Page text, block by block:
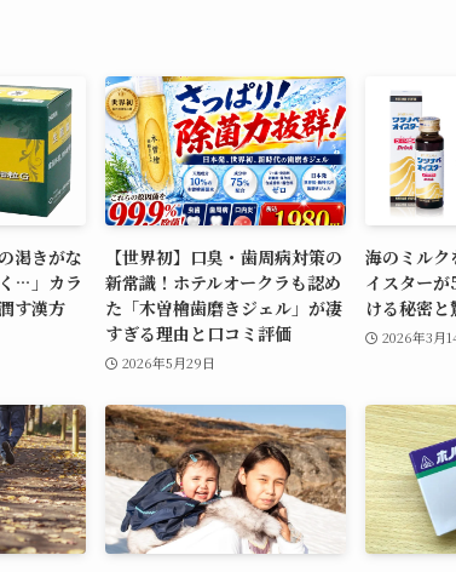
渇きがな
…」カラ
す漢方
【世界初】口臭・歯周病対策の
新常識！ホテルオークラも認め
た「木曽檜歯磨きジェル」が凄
すぎる理由と口コミ評価
2026年5月29日
海のミルク
イスター
ける秘密
2026年3月